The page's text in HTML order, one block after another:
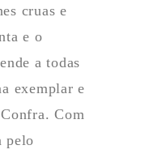
cruas e
e o
a todas
exemplar e
Com
pelo